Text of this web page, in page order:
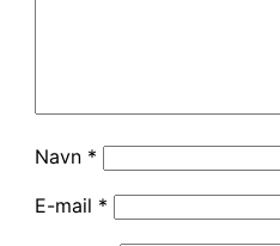
Navn *
E-mail *